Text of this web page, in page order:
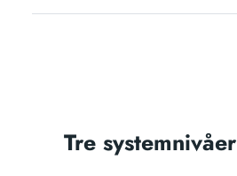
Tre systemnivåer